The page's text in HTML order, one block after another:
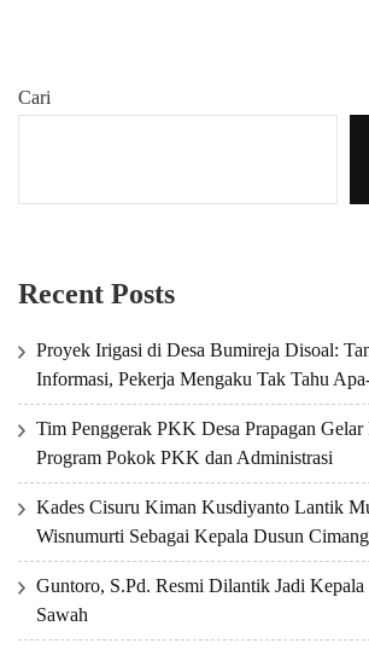
Cari
Recent Posts
Proyek Irigasi di Desa Bumireja Disoal:
Informasi, Pekerja Mengaku Tak Tahu
Tim Penggerak PKK Desa Prapagan Gelar
Program Pokok PKK dan Administrasi
Kades Cisuru Kiman Kusdiyanto Lantik
Wisnumurti Sebagai Kepala Dusun
Guntoro, S.Pd. Resmi Dilantik Jadi
Sawah